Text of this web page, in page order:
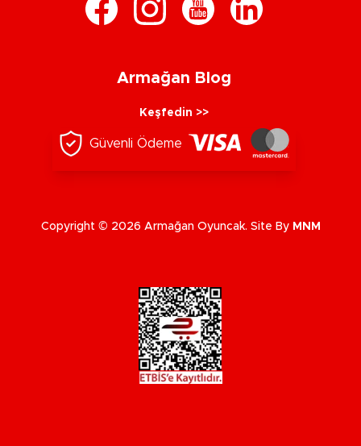
Armağan Blog
Keşfedin >>
Güvenli Ödeme
Copyright © 2026 Armağan Oyuncak. Site By MNM